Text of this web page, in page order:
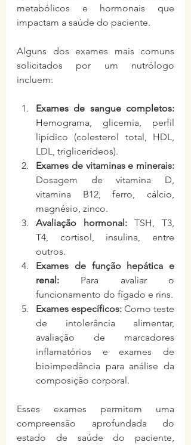
metabólicos e hormonais que
impactam a saúde do paciente.
Alguns dos exames mais comuns
solicitados por um nutrólogo
incluem:
Exames de sangue completos:
Hemograma, glicemia, perfil
lipídico (colesterol total, HDL,
LDL, triglicerídeos).
Exames de vitaminas e minerais:
Dosagem de vitamina D,
vitamina B12, ferro, cálcio,
magnésio, zinco.
Avaliação hormonal: TSH, T3,
T4, cortisol, insulina, entre
outros.
Exames de função hepática e
renal: Para avaliar o
funcionamento do fígado e rins.
Exames específicos: Como teste
de intolerância alimentar,
avaliação de marcadores
inflamatórios e exames de
bioimpedância para análise da
composição corporal.
Esses exames permitem uma
compreensão aprofundada do
estado de saúde do paciente,